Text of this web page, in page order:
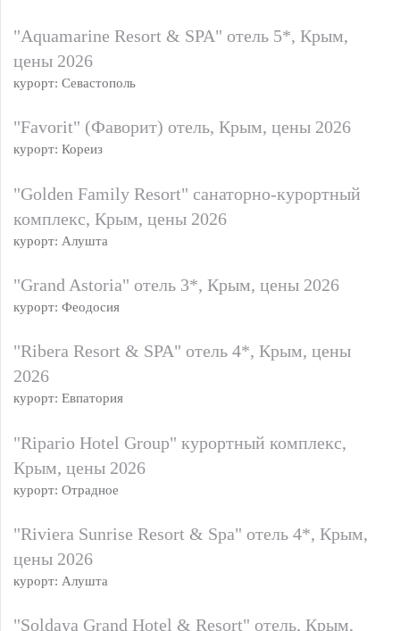
"Aquamarine Resort & SPA" отель 5*, Крым,
цены 2026
курорт: Севастополь
"Favorit" (Фаворит) отель, Крым, цены 2026
курорт: Кореиз
"Golden Family Resort" санаторно-курортный
комплекс, Крым, цены 2026
курорт: Алушта
"Grand Astoria" отель 3*, Крым, цены 2026
курорт: Феодосия
"Ribera Resort & SPA" отель 4*, Крым, цены
2026
курорт: Евпатория
"Ripario Hotel Group" курортный комплекс,
Крым, цены 2026
курорт: Отрадное
"Riviera Sunrise Resort & Spa" отель 4*, Крым,
цены 2026
курорт: Алушта
"Soldaya Grand Hotel & Resort" отель, Крым,